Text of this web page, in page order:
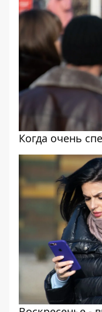
Когда очень